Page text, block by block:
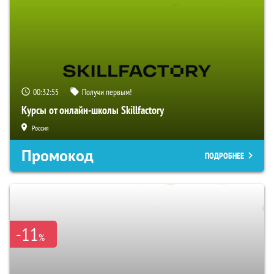
00:32:54 Получи первым!
Курсы от онлайн-школы Skillfactory
Россия
Промокод ПОДРОБНЕЕ
-11%